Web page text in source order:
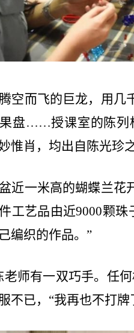
空而飞的巨龙，用几
盘……授课室的陈列
惟肖，均出自陈光珍
近一米高的蝴蝶兰花
工艺品由近9000颗珠
编织的作品。”
老师有一双巧手。任
不已，“我再也不打